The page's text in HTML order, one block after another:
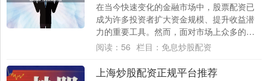
在当今快速变化的金融市场中，股票配资已
成为许多投资者扩大资金规模、提升收益潜
力的重要工具。然而，面对市场上众多的配
资平台，如何选择一个正规、安全、可靠的
阅读： 56 栏目： 免息炒股配资
上海炒股配资正规平台推荐